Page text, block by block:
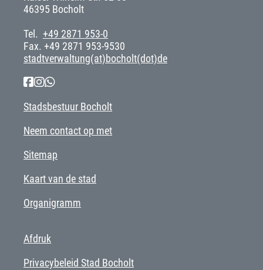
46395 Bocholt
Tel. +49 2871 953-0
Fax. +49 2871 953-9530
stadtverwaltung(at)bocholt(dot)de
Stadsbestuur Bocholt
Neem contact op met
Sitemap
Kaart van de stad
Organigramm
Afdruk
Privacybeleid Stad Bocholt